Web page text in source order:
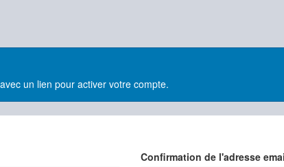
un lien pour activer votre compte.
Confirmation de l'adresse